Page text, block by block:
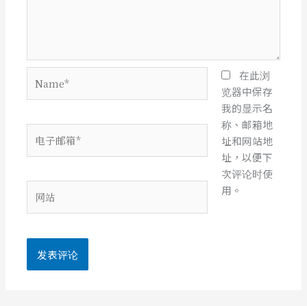
子
箱
站
在此浏
览器中保存
我的显示名
称、邮箱地
址和网站地
址，以便下
次评论时使
用。